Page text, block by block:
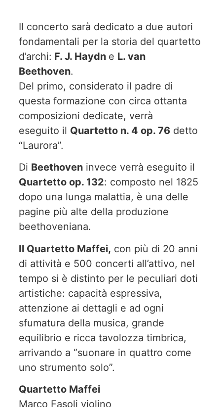
Il concerto sarà dedicato a due autori
fondamentali per la storia del quartetto
d’archi: F. J. Haydn e L. van
Beethoven.
Del primo, considerato il padre di
questa formazione con circa ottanta
composizioni dedicate, verrà
eseguito il Quartetto n. 4 op. 76 detto
“Laurora”.
Di Beethoven invece verrà eseguito il
Quartetto op. 132: composto nel 1825
dopo una lunga malattia, è una delle
pagine più alte della produzione
beethoveniana.
Il Quartetto Maffei, con più di 20 anni
di attività e 500 concerti all’attivo, nel
tempo si è distinto per le peculiari doti
artistiche: capacità espressiva,
attenzione ai dettagli e ad ogni
sfumatura della musica, grande
equilibrio e ricca tavolozza timbrica,
arrivando a “suonare in quattro come
uno strumento solo”.
Quartetto Maffei
Marco Fasoli violino